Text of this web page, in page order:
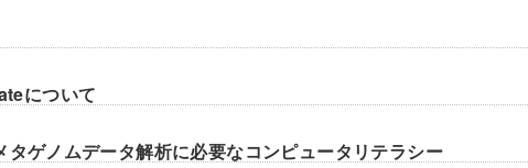
について
ゲノムデータ解析に必要なコンピュータリテラシー